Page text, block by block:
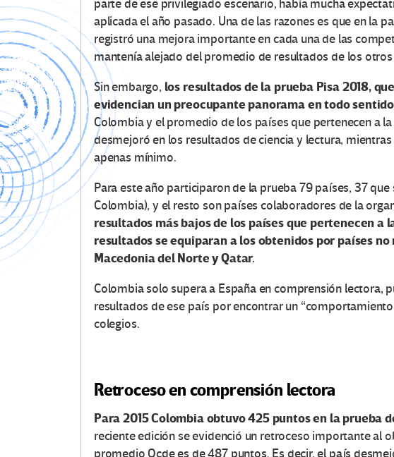
parte de ese privilegiado escenario, había mucha
aplicada el año pasado. Una de las razones es que en la
registró una mejora importante en cada una de las
mantenía alejado del promedio de resultados de los
Sin embargo, los resultados de la prueba Pisa 2018,
evidencian un preocupante panorama en todo
Colombia y el promedio de los países que pertenecen a
desmejoró en los resultados de ciencia y lectura,
apenas mínimo.
Para este año participaron de la prueba 79 países, 37
Colombia), y el resto son países colaboradores de la
resultados más bajos de los países que pertenecen a
resultados se equiparan a los obtenidos por países
Macedonia del Norte y Qatar.
Colombia solo supera a España en comprensión lectora,
resultados de ese país por encontrar un
colegios.
Retroceso en comprensión lectora
Para 2015 Colombia obtuvo 425 puntos en la prueba
reciente edición se evidenció un retroceso importante al